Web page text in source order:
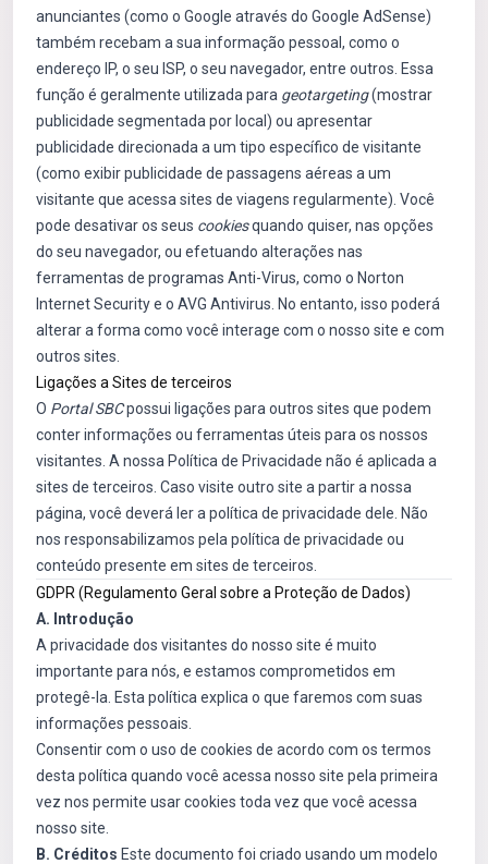
anunciantes (como o Google através do Google AdSense)
também recebam a sua informação pessoal, como o
endereço IP, o seu ISP, o seu navegador, entre outros. Essa
função é geralmente utilizada para geotargeting(mostrar
publicidade segmentada por local) ou apresentar
publicidade direcionada a um tipo específico de visitante
(como exibir publicidade de passagens aéreas a um
visitante que acessa sites de viagens regularmente). Você
pode desativar os seus cookiesquando quiser, nas opções
do seu navegador, ou efetuando alterações nas
ferramentas de programas Anti-Virus, como o Norton
Internet Security e o AVG Antivirus. No entanto, isso poderá
alterar a forma como você interage com o nosso site e com
outros sites.
Ligações a Sites de terceiros
O Portal SBCpossui ligações para outros sites que podem
conter informações ou ferramentas úteis para os nossos
visitantes. A nossa Política de Privacidade não é aplicada a
sites de terceiros. Caso visite outro site a partir a nossa
página, você deverá ler a política de privacidade dele. Não
nos responsabilizamos pela política de privacidade ou
conteúdo presente em sites de terceiros.
GDPR (Regulamento Geral sobre a Proteção de Dados)
A. Introdução
A privacidade dos visitantes do nosso site é muito
importante para nós, e estamos comprometidos em
protegê-la. Esta política explica o que faremos com suas
informações pessoais.
Consentir com o uso de cookies de acordo com os termos
desta política quando você acessa nosso site pela primeira
vez nos permite usar cookies toda vez que você acessa
nosso site.
B. Créditos Este documento foi criado usando um modelo